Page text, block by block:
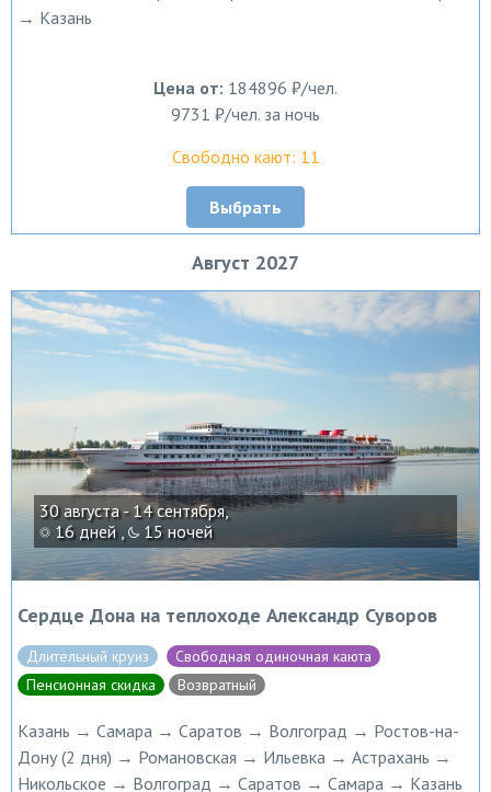
→ Казань
Цена от: 184896 ₽/чел.
9731 ₽/чел. за ночь
Свободно кают: 11
Выбрать
Август 2027
30 августа - 14 сентября,
16 дней ,
15 ночей
Сердце Дона на теплоходе Александр Суворов
Длительный круиз
Свободная одиночная каюта
Пенсионная скидка
Возвратный
Казань → Самара → Саратов → Волгоград → Ростов-на-
Дону (2 дня) → Романовская → Ильевка → Астрахань →
Никольское → Волгоград → Саратов → Самара → Казань